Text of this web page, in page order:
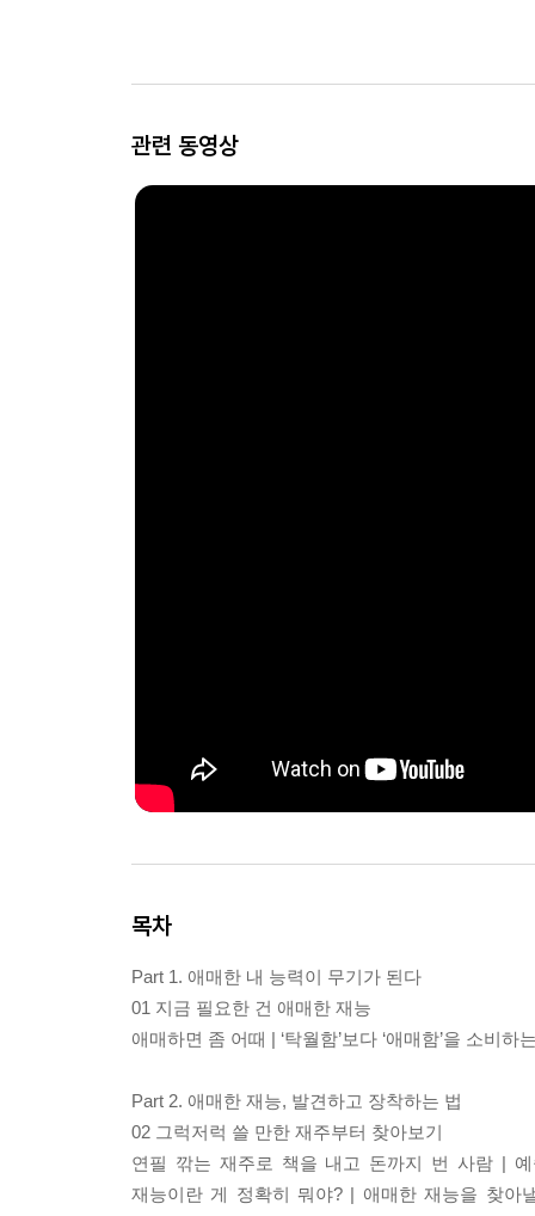
관련 동영상
목차
Part 1. 애매한 내 능력이 무기가 된다
01 지금 필요한 건 애매한 재능
애매하면 좀 어때 | ‘탁월함’보다 ‘애매함’을 소비
Part 2. 애매한 재능, 발견하고 장착하는 법
02 그럭저럭 쓸 만한 재주부터 찾아보기
연필 깎는 재주로 책을 내고 돈까지 번 사람 | 예
재능이란 게 정확히 뭐야? | 애매한 재능을 찾